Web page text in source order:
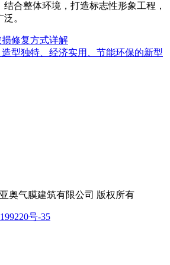
合整体环境，打造标志性形象工程，
。
损修复方式详解
型独特、经济实用、节能环保的新型
奥气膜建筑有限公司 版权所有
号-35